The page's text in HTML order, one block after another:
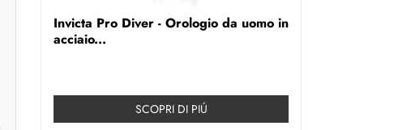
Invicta Pro Diver - Orologio da uomo in
acciaio...
SCOPRI DI PIÚ